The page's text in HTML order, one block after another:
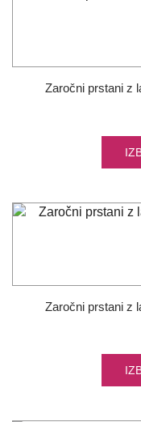
Zaročni prstani z
Zaročni prstani z